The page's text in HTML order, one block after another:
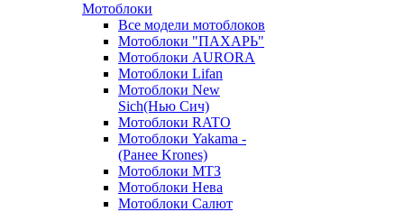
Мотоблоки
Все модели мотоблоков
Мотоблоки "ПАХАРЬ"
Мотоблоки AURORA
Мотоблоки Lifan
Мотоблоки New
Sich(Нью Сич)
Мотоблоки RATO
Мотоблоки Yakama -
(Ранее Krones)
Мотоблоки МТЗ
Мотоблоки Нева
Мотоблоки Салют